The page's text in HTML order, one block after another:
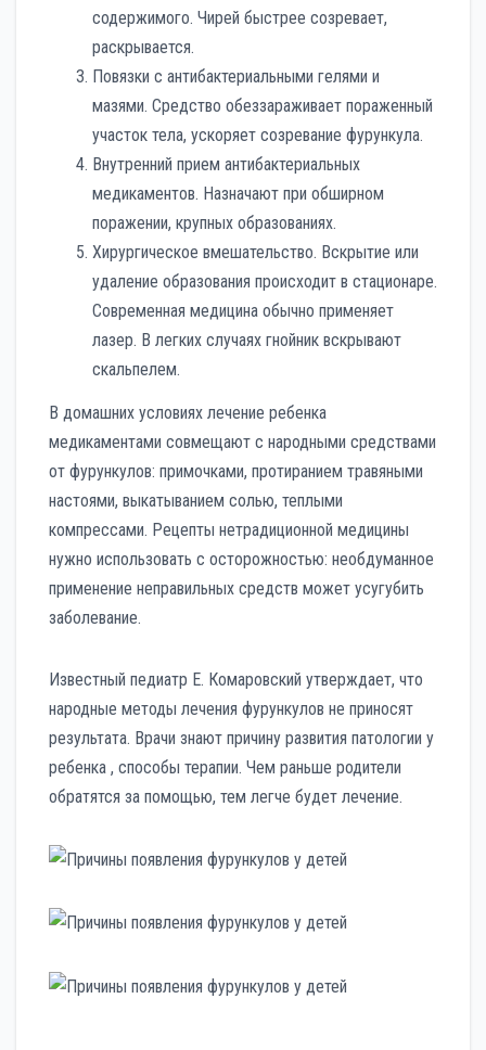
содержимого. Чирей быстрее созревает,
раскрывается.
Повязки с антибактериальными гелями и
мазями. Средство обеззараживает пораженный
участок тела, ускоряет созревание фурункула.
Внутренний прием антибактериальных
медикаментов. Назначают при обширном
поражении, крупных образованиях.
Хирургическое вмешательство. Вскрытие или
удаление образования происходит в стационаре.
Современная медицина обычно применяет
лазер. В легких случаях гнойник вскрывают
скальпелем.
В домашних условиях лечение ребенка
медикаментами совмещают с народными средствами
от фурункулов: примочками, протиранием травяными
настоями, выкатыванием солью, теплыми
компрессами. Рецепты нетрадиционной медицины
нужно использовать с осторожностью: необдуманное
применение неправильных средств может усугубить
заболевание.
Известный педиатр Е. Комаровский утверждает, что
народные методы лечения фурункулов не приносят
результата. Врачи знают причину развития патологии у
ребенка , способы терапии. Чем раньше родители
обратятся за помощью, тем легче будет лечение.